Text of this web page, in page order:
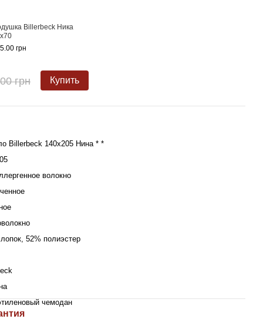
Billerbeck Ника
грн
грн Купить
Billerbeck 140х205 Нина * *
волокно
52% полиэстер
чемодан